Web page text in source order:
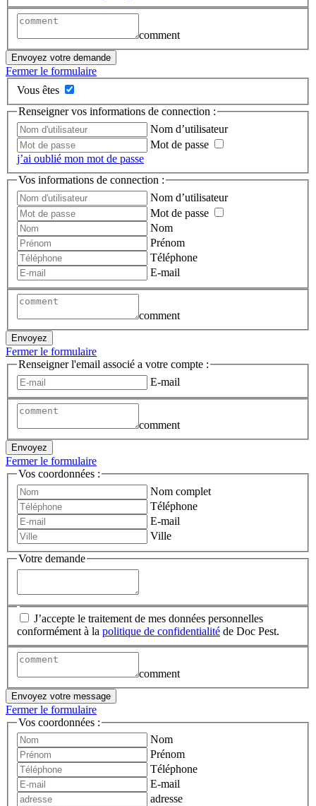
comment
Envoyez votre demande
Fermer le formulaire
Vous êtes
Renseigner vos informations de connection :
Nom d’utilisateur
Mot de passe
j’ai oublié mon mot de passe
Vos informations de connection :
Nom d’utilisateur
Mot de passe
Nom
Prénom
Téléphone
E-mail
comment
Envoyez
Fermer le formulaire
Renseigner l'email associé a votre compte :
E-mail
comment
Envoyez
Fermer le formulaire
Vos coordonnées :
Nom complet
Téléphone
E-mail
Ville
Votre demande
J’accepte le traitement de mes données personnelles
conformément à la politique de confidentialité de Doc Pest.
comment
Envoyez votre message
Fermer le formulaire
Vos coordonnées :
Nom
Prénom
Téléphone
E-mail
adresse